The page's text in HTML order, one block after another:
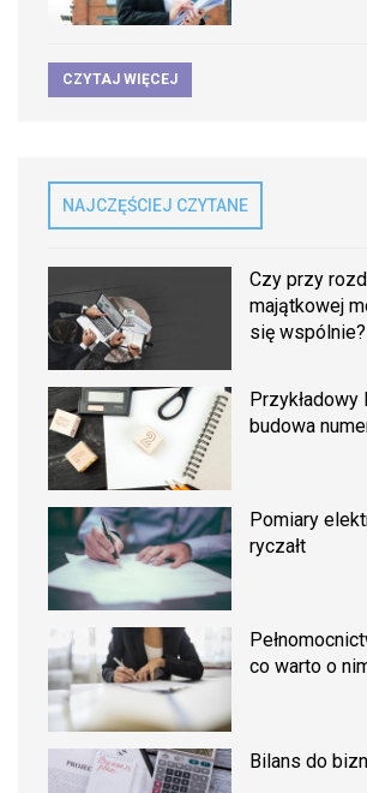
CZYTAJ WIĘCEJ
NAJCZĘŚCIEJ CZYTANE
Czy przy
majątkowej
się wspólnie?
Przykładowy
budowa
Pomiary
ryczałt
co warto o
Bilans do